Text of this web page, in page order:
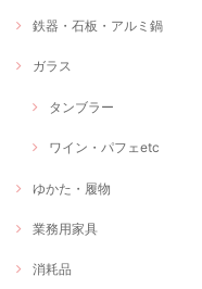
鉄器・石板・アルミ鍋
ガラス
タンブラー
ワイン・パフェetc
ゆかた・履物
業務用家具
消耗品